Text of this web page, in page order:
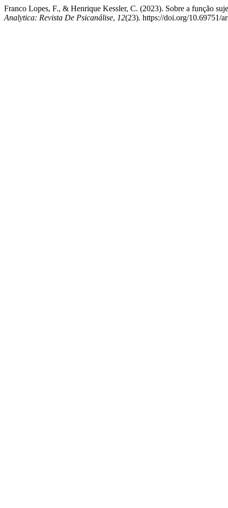
Franco Lopes, F., & Henrique Kessler, C. (2023). Sobre a função
Analytica: Revista De Psicanálise, 12(23). https://doi.org/10.69751/